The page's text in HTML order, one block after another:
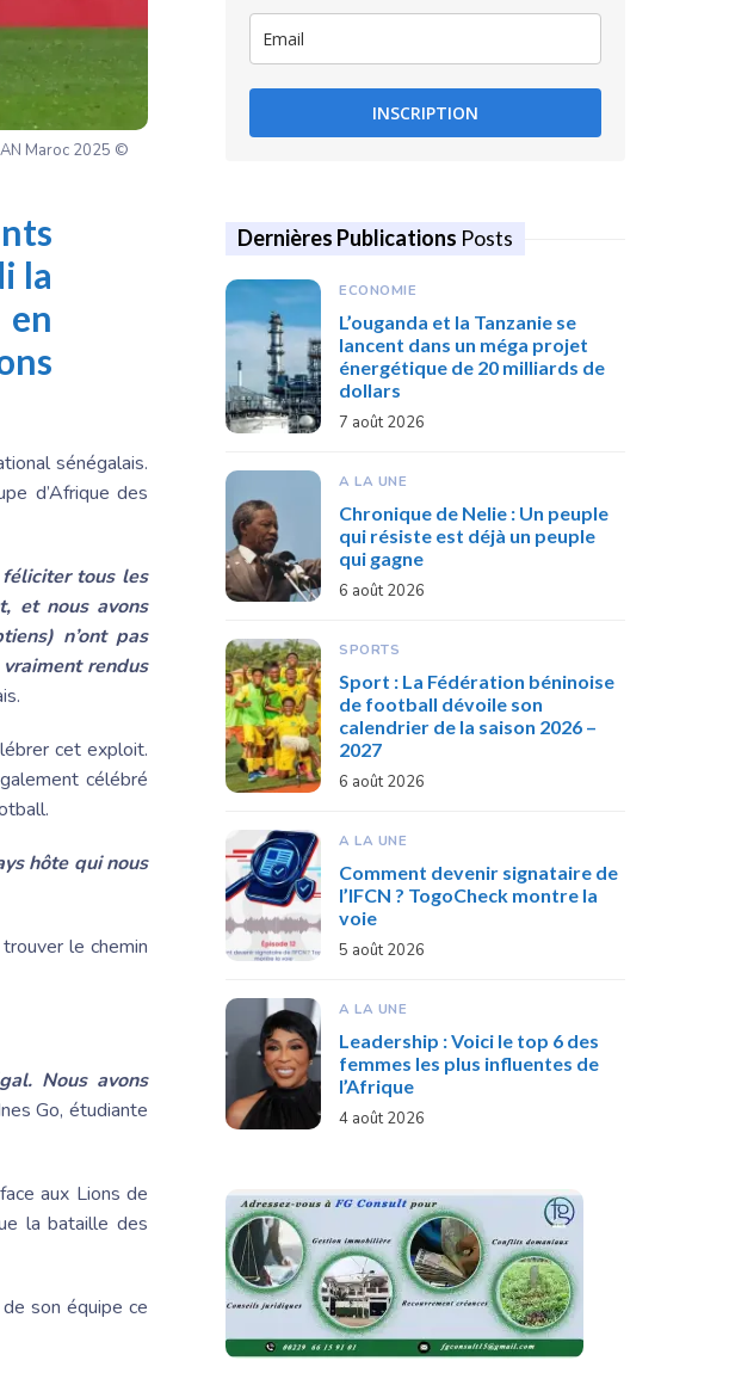
Maroc 2025 ©
la
sénégalais.
d’Afrique des
féliciter tous les
et nous avons
n’ont pas
rendus
cet exploit.
célébré
hôte qui nous
le chemin
Nous avons
Go, étudiante
aux Lions de
la bataille des
son équipe ce
INSCRIPTION
Dernières Publications Posts
ECONOMIE
L’ouganda et la Tanzanie se
lancent dans un méga projet
énergétique de 20 milliards de
dollars
7 août 2026
A LA UNE
Chronique de Nelie : Un peuple
qui résiste est déjà un peuple
qui gagne
6 août 2026
SPORTS
Sport : La Fédération béninoise
de football dévoile son
calendrier de la saison 2026 –
2027
6 août 2026
A LA UNE
Comment devenir signataire de
l’IFCN ? TogoCheck montre la
voie
5 août 2026
A LA UNE
Leadership : Voici le top 6 des
femmes les plus influentes de
l’Afrique
4 août 2026